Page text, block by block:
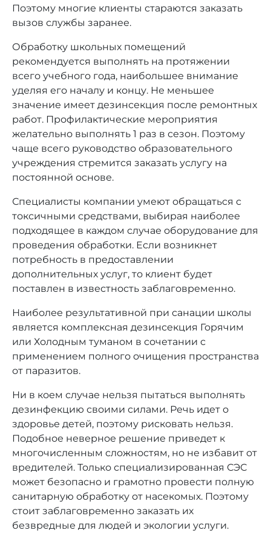
Поэтому многие клиенты стараются заказать
вызов службы заранее.
Обработку школьных помещений
рекомендуется выполнять на протяжении
всего учебного года, наибольшее внимание
уделяя его началу и концу. Не меньшее
значение имеет дезинсекция после ремонтных
работ. Профилактические мероприятия
желательно выполнять 1 раз в сезон. Поэтому
чаще всего руководство образовательного
учреждения стремится заказать услугу на
постоянной основе.
Специалисты компании умеют обращаться с
токсичными средствами, выбирая наиболее
подходящее в каждом случае оборудование для
проведения обработки. Если возникнет
потребность в предоставлении
дополнительных услуг, то клиент будет
поставлен в известность заблаговременно.
Наиболее результативной при санации школы
является комплексная дезинсекция Горячим
или Холодным туманом в сочетании с
применением полного очищения пространства
от паразитов.
Ни в коем случае нельзя пытаться выполнять
дезинфекцию своими силами. Речь идет о
здоровье детей, поэтому рисковать нельзя.
Подобное неверное решение приведет к
многочисленным сложностям, но не избавит от
вредителей. Только специализированная СЭС
может безопасно и грамотно провести полную
санитарную обработку от насекомых. Поэтому
стоит заблаговременно заказать их
безвредные для людей и экологии услуги.